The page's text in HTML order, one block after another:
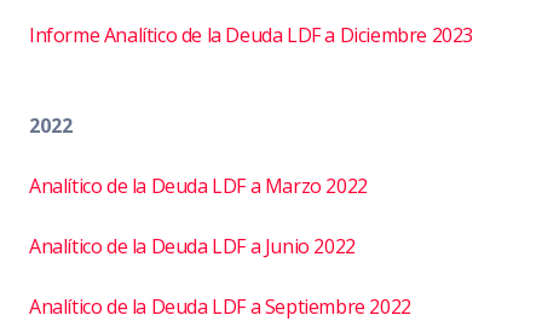
Informe Analítico de la Deuda LDF a Diciembre 2023
2022
Analítico de la Deuda LDF a Marzo 2022
Analítico de la Deuda LDF a Junio 2022
Analítico de la Deuda LDF a Septiembre 2022